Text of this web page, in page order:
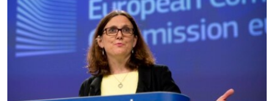
ទូរទស្សន៍ / វីដេអូ​
វិទ្យុ / ផតខាសថ៍
កម្មវិធីទាំងអស់